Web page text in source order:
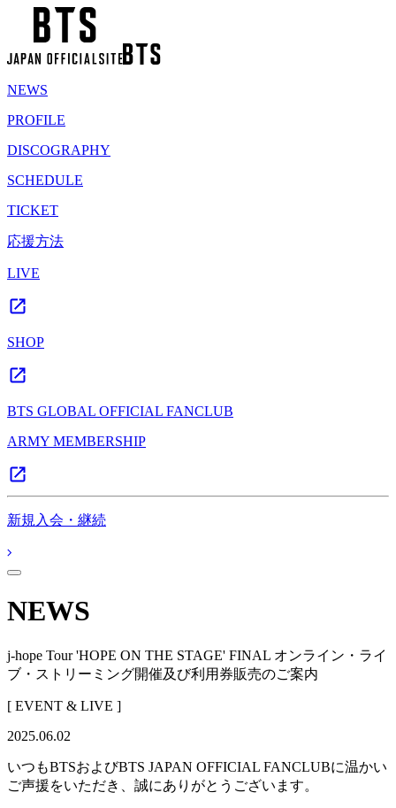
NEWS
PROFILE
DISCOGRAPHY
SCHEDULE
TICKET
応援方法
LIVE
SHOP
BTS GLOBAL OFFICIAL FANCLUB
ARMY MEMBERSHIP
新規入会・継続
NEWS
j-hope Tour 'HOPE ON THE STAGE' FINAL オンライン・ライ
ブ・ストリーミング開催及び利用券販売のご案内
[ EVENT & LIVE ]
2025.06.02
いつもBTSおよびBTS JAPAN OFFICIAL FANCLUBに温かい
ご声援をいただき、誠にありがとうございます。